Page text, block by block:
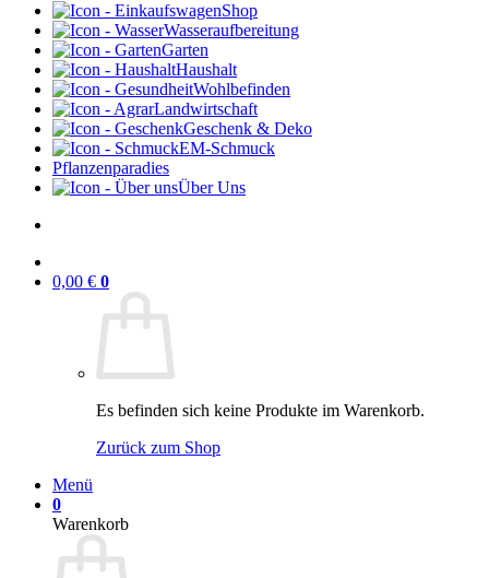
Shop
Wasseraufbereitung
Garten
Haushalt
Wohlbefinden
Landwirtschaft
Geschenk & Deko
EM-Schmuck
Pflanzenparadies
Über Uns
0,00 € 0
Es befinden sich keine Produkte im Warenkorb.
Zurück zum Shop
Menü
0
Warenkorb